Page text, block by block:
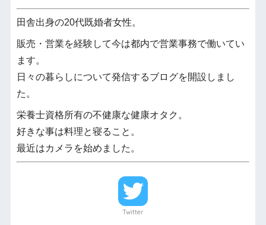
田舎出身の20代既婚者女性。
販売・営業を経験して今は都内で営業事務で働いてい
ます。
日々の暮らしについて発信するブログを開設しまし
た。
栄養士資格所有の不健康な健康オタク。
好きな事は料理と寝ること。
最近はカメラを始めました。
Twitter